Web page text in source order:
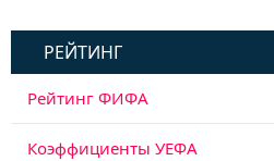
РЕЙТИНГ
Рейтинг ФИФА
Коэффициенты УЕФА